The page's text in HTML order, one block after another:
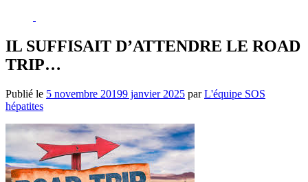
IL SUFFISAIT D’ATTENDRE LE ROAD
TRIP…
Publié le 5 novembre 20199 janvier 2025 parL'équipe SOS
hépatites